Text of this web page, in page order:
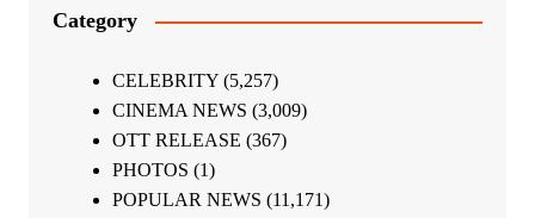
Category
CELEBRITY(5,257)
CINEMA NEWS (3,009)
OTT RELEASE (367)
PHOTOS (1)
POPULAR NEWS (11,171)